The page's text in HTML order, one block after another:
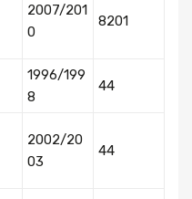
2007/201
0
8201
1996/199
8
44
2002/20
03
44